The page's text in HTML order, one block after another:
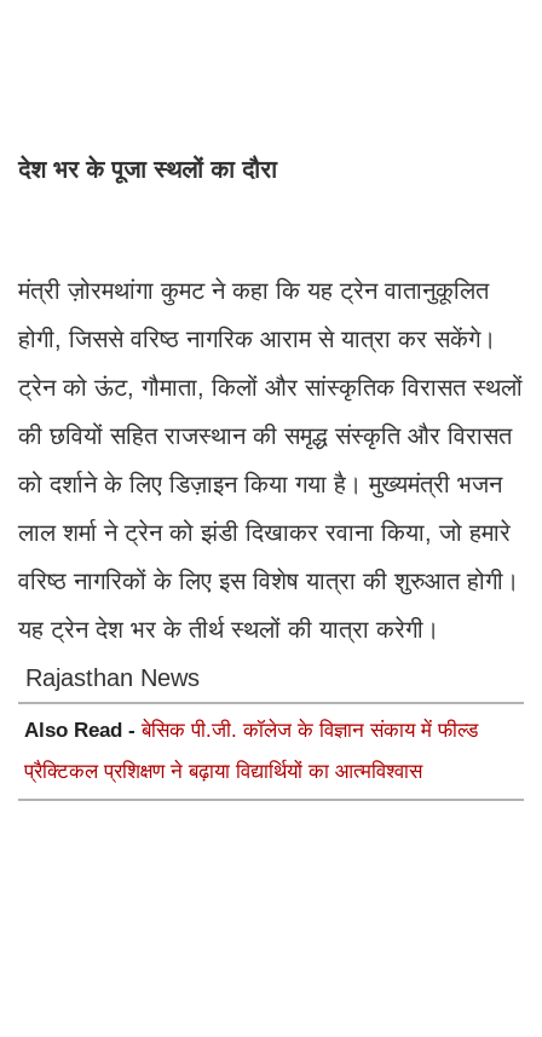
देश भर के पूजा स्थलों का दौरा
मंत्री ज़ोरमथांगा कुमट ने कहा कि यह ट्रेन वातानुकूलित
होगी, जिससे वरिष्ठ नागरिक आराम से यात्रा कर सकेंगे।
ट्रेन को ऊंट, गौमाता, किलों और सांस्कृतिक विरासत स्थलों
की छवियों सहित राजस्थान की समृद्ध संस्कृति और विरासत
को दर्शाने के लिए डिज़ाइन किया गया है। मुख्यमंत्री भजन
लाल शर्मा ने ट्रेन को झंडी दिखाकर रवाना किया, जो हमारे
वरिष्ठ नागरिकों के लिए इस विशेष यात्रा की शुरुआत होगी।
यह ट्रेन देश भर के तीर्थ स्थलों की यात्रा करेगी।
Rajasthan News
Also Read -बेसिक पी.जी. कॉलेज के विज्ञान संकाय में फील्ड
प्रैक्टिकल प्रशिक्षण ने बढ़ाया विद्यार्थियों का आत्मविश्वास